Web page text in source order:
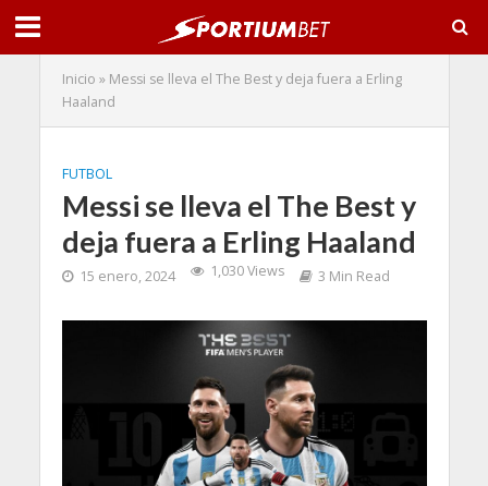
Inicio » Messi se lleva el The Best y deja fuera a Erling
Haaland
FUTBOL
Messi se lleva el The Best y
deja fuera a Erling Haaland
15 enero, 2024 1,030 Views 3 Min Read